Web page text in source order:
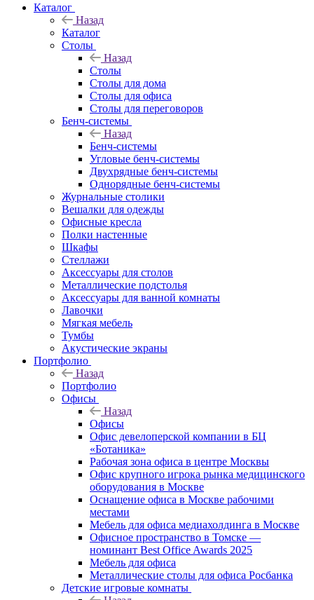
Каталог
Назад
Каталог
Столы
Назад
Столы
Столы для дома
Столы для офиса
Столы для переговоров
Бенч-системы
Назад
Бенч-системы
Угловые бенч-системы
Двухрядные бенч-системы
Однорядные бенч-системы
Журнальные столики
Вешалки для одежды
Офисные кресла
Полки настенные
Шкафы
Стеллажи
Аксессуары для столов
Металлические подстолья
Аксессуары для ванной комнаты
Лавочки
Мягкая мебель
Тумбы
Акустические экраны
Портфолио
Назад
Портфолио
Офисы
Назад
Офисы
Офис девелоперской компании в БЦ
«Ботаника»
Рабочая зона офиса в центре Москвы
Офис крупного игрока рынка медицинского
оборудования в Москве
Оснащение офиса в Москве рабочими
местами
Мебель для офиса медиахолдинга в Москве
Офисное пространство в Томске —
номинант Best Office Awards 2025
Мебель для офиса
Металлические столы для офиса Росбанка
Детские игровые комнаты